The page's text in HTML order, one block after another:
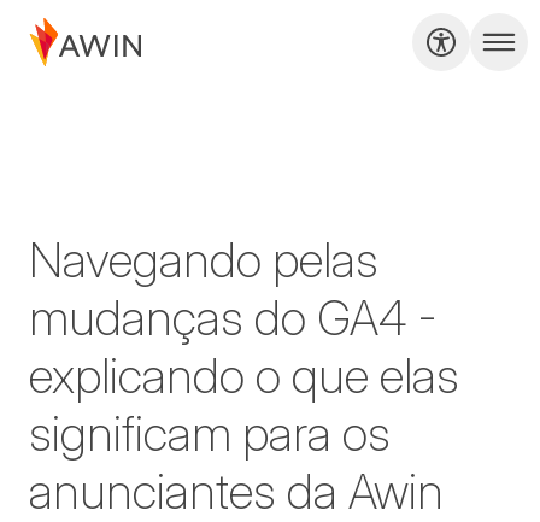
Navegando pelas
mudanças do GA4 -
explicando o que elas
significam para os
anunciantes da Awin